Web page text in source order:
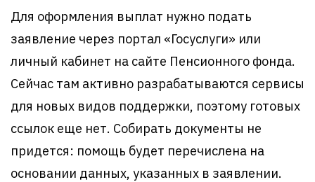
Для оформления выплат нужно подать
заявление через портал «Госуслуги» или
личный кабинет на сайте Пенсионного фонда.
Сейчас там активно разрабатываются сервисы
для новых видов поддержки, поэтому готовых
ссылок еще нет. Собирать документы не
придется: помощь будет перечислена на
основании данных, указанных в заявлении.